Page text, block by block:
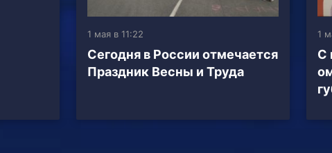
1 мая в 11:22
Сегодня в России отмечается
Праздник Весны и Труда
1
С